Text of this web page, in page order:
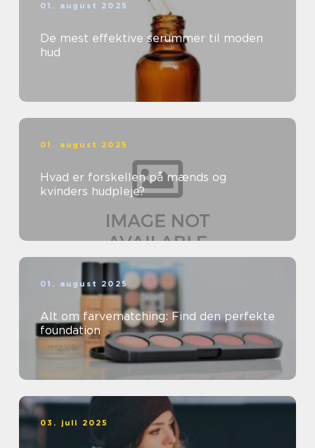
01. august 2025
De mest effektive serummer til moden
hud
01. august 2025
Hvad er forskellen på mænds og
kvinders hudpleje?
01. august 2025
Alt om farvematching: Find den perfekte
foundation
03. juli 2025